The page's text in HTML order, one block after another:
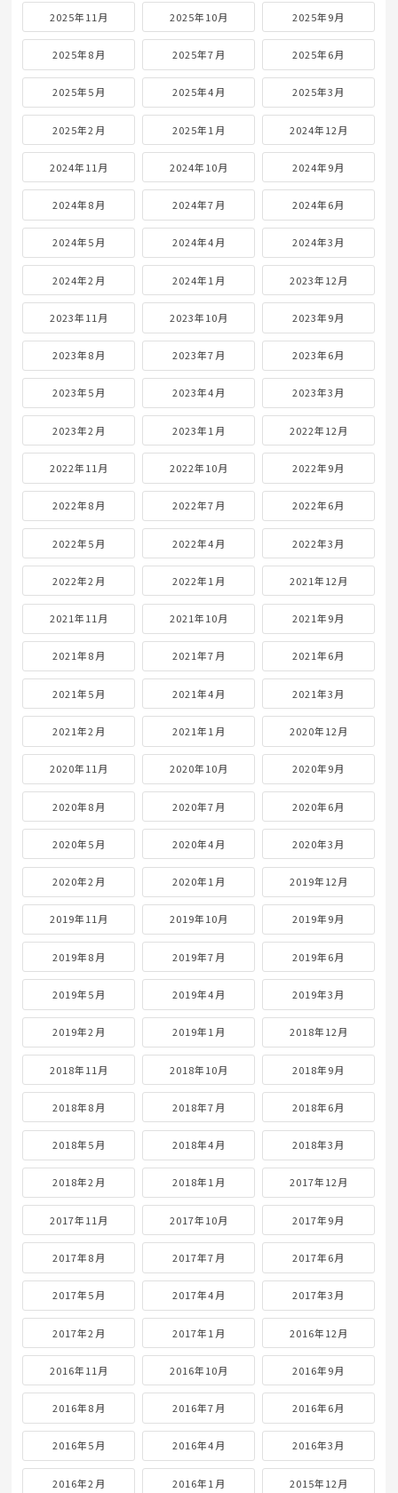
2025年11月 2025年10月 2025年9月
2025年8月 2025年7月 2025年6月
2025年5月 2025年4月 2025年3月
2025年2月 2025年1月 2024年12月
2024年11月 2024年10月 2024年9月
2024年8月 2024年7月 2024年6月
2024年5月 2024年4月 2024年3月
2024年2月 2024年1月 2023年12月
2023年11月 2023年10月 2023年9月
2023年8月 2023年7月 2023年6月
2023年5月 2023年4月 2023年3月
2023年2月 2023年1月 2022年12月
2022年11月 2022年10月 2022年9月
2022年8月 2022年7月 2022年6月
2022年5月 2022年4月 2022年3月
2022年2月 2022年1月 2021年12月
2021年11月 2021年10月 2021年9月
2021年8月 2021年7月 2021年6月
2021年5月 2021年4月 2021年3月
2021年2月 2021年1月 2020年12月
2020年11月 2020年10月 2020年9月
2020年8月 2020年7月 2020年6月
2020年5月 2020年4月 2020年3月
2020年2月 2020年1月 2019年12月
2019年11月 2019年10月 2019年9月
2019年8月 2019年7月 2019年6月
2019年5月 2019年4月 2019年3月
2019年2月 2019年1月 2018年12月
2018年11月 2018年10月 2018年9月
2018年8月 2018年7月 2018年6月
2018年5月 2018年4月 2018年3月
2018年2月 2018年1月 2017年12月
2017年11月 2017年10月 2017年9月
2017年8月 2017年7月 2017年6月
2017年5月 2017年4月 2017年3月
2017年2月 2017年1月 2016年12月
2016年11月 2016年10月 2016年9月
2016年8月 2016年7月 2016年6月
2016年5月 2016年4月 2016年3月
2016年2月 2016年1月 2015年12月